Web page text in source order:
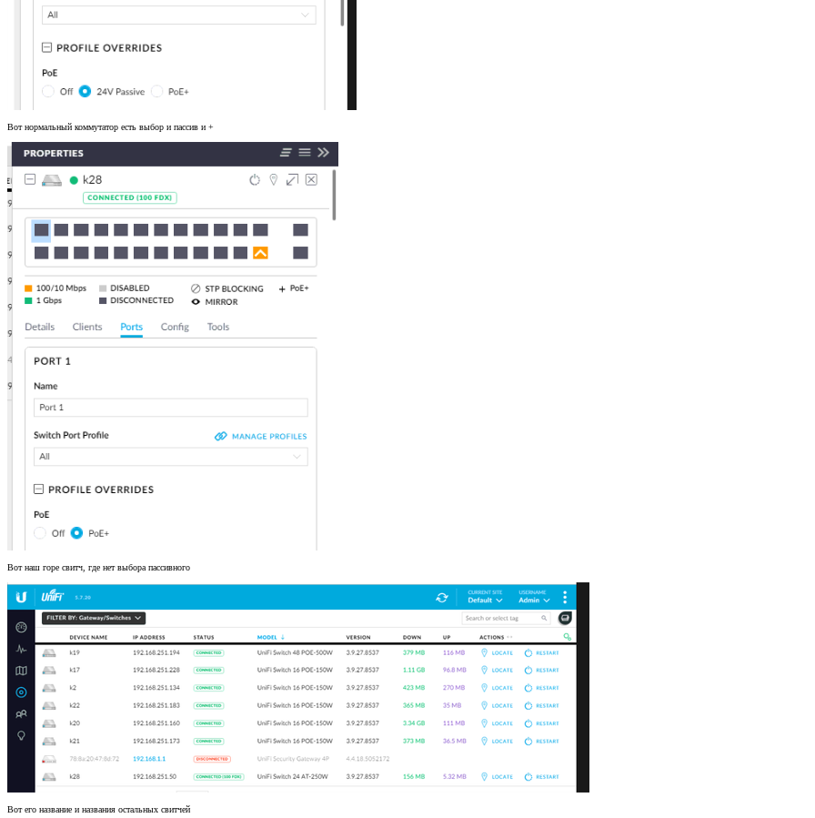
Вот нормальный коммутатор есть выбор и пассив и +
Вот наш горе свитч, где нет выбора пассивного
Вот его название и названия остальных свитчей